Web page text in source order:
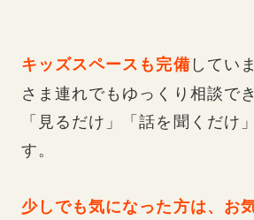
キッズスペースも完備してい
さま連れでもゆっくり相談でき
「見るだけ」「話を聞くだけ
す。
少しでも気になった方は、お